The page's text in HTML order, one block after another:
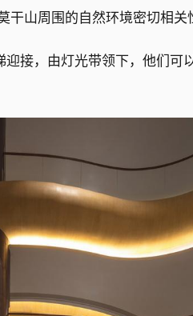
山周围的自然环境密切相关
接，由灯光带领下，他们可